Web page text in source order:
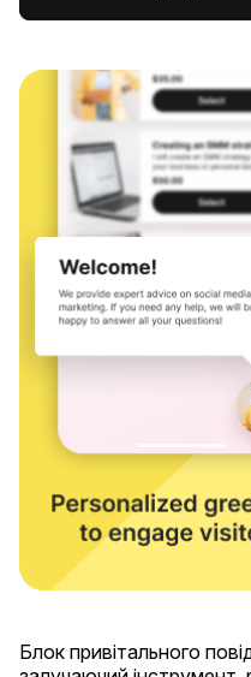
Блок привітального